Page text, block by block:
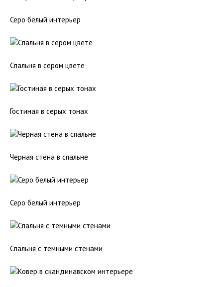
Серо белый интерьер
Спальня в сером цвете
Гостиная в серых тонах
Черная стена в спальне
Серо белый интерьер
Спальня с темными стенами